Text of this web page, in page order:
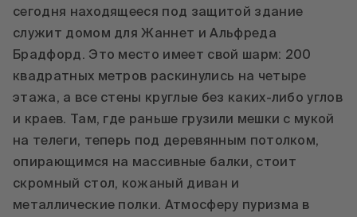
сегодня находящееся под защитой здание
служит домом для Жаннет и Альфреда
Брадфорд. Это место имеет свой шарм: 200
квадратных метров раскинулись на четыре
этажа, а все стены круглые без каких-либо углов
и краев. Там, где раньше грузили мешки с мукой
на телеги, теперь под деревянным потолком,
опирающимся на массивные балки, стоит
скромный стол, кожаный диван и
металлические полки. Атмосферу пуризма в